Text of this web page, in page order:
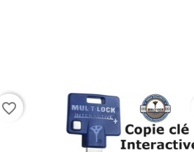
favorite_border